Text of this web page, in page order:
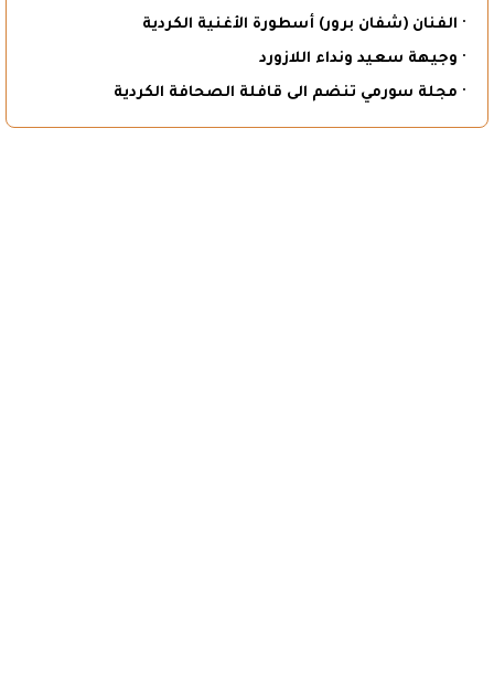
· الفنان (شفان برور) أسطورة الأغنية الكردية
· وجيهة سعيد ونداء اللازورد
· مجلة سورمي تنضم الى قافلة الصحافة الكردية